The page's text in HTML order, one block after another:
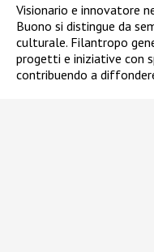
Visionario e innovatore
Buono si distingue da
culturale. Filantropo
progetti e iniziative con
contribuendo a